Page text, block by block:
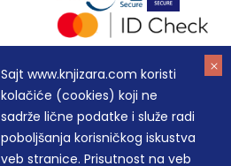
Sajt www.knjizara.com koristi
kolačiće (cookies) koji ne
sadrže lične podatke i služe radi
poboljšanja korisničkog iskustva
veb stranice. Prisutnost na veb
- MAKART DOO BEOGRAD
105184104, MB: 20337524